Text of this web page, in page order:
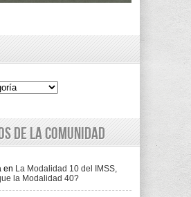
de la comunidad
en La Modalidad 10 del IMSS,
la Modalidad 40?